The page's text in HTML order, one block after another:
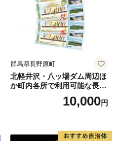
群馬県長野原町
北軽井沢・八ッ場ダム周辺ほ
か町内各所で利用可能な長野
原町ふるさと感謝券（3,000
円分）【トラベル 観光 旅行
10,000円